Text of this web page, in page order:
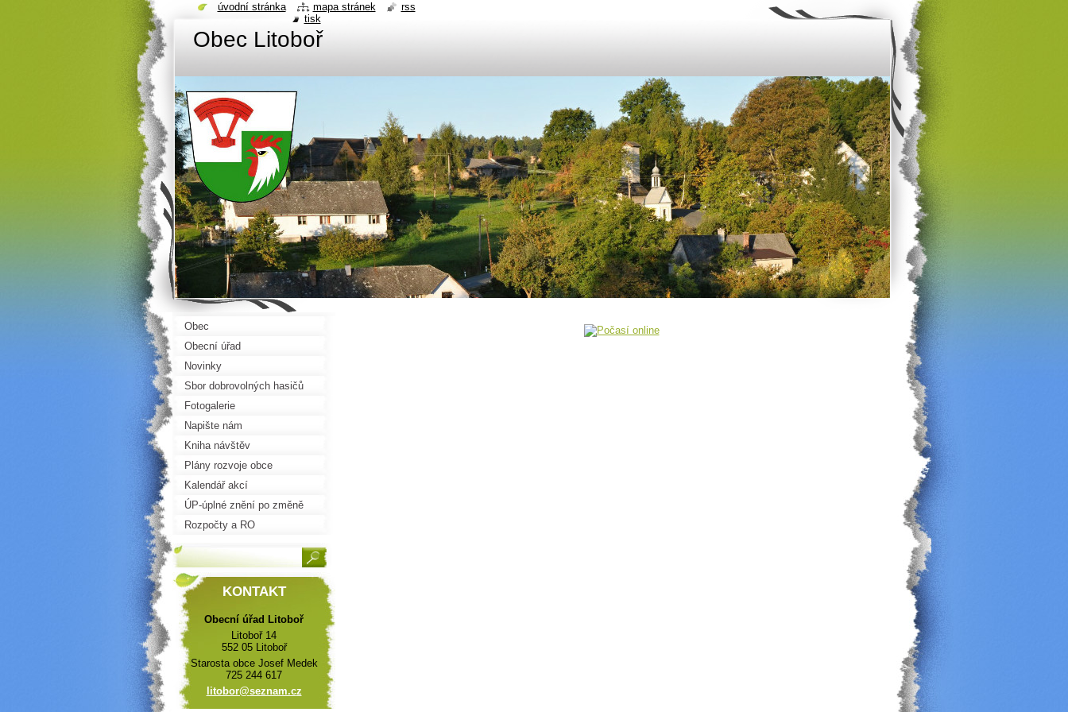
Obec Litoboř
Obec
Obecní úřad
Novinky
Sbor dobrovolných hasičů
Fotogalerie
Napište nám
Kniha návštěv
Plány rozvoje obce
Kalendář akcí
ÚP-úplné znění po změně
č.1
Rozpočty a RO
KONTAKT
Obecní úřad Litoboř
Litoboř 14
552 05 Litoboř
Starosta obce Josef Medek
725 244 617
litobor@seznam.cz
úvodní stránka mapa stránek
rss
tisk